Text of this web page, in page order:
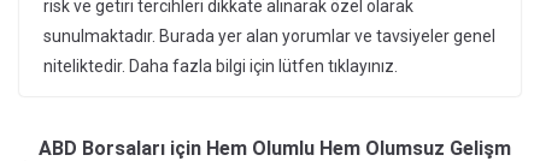
risk ve getiri tercihleri dikkate alınarak özel olarak
sunulmaktadır. Burada yer alan yorumlar ve tavsiyeler genel
niteliktedir. Daha fazla bilgi için lütfen tıklayınız.
ABD Borsaları için Hem Olumlu Hem Olumsuz Gelişm